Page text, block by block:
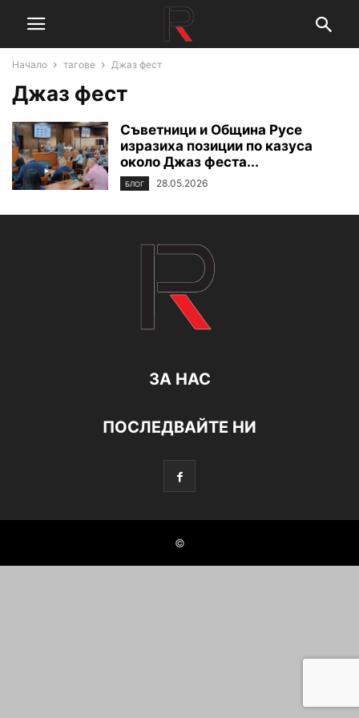
Начало тагове Джаз фест
Джаз фест
Съветници и Община Русе
изразиха позиции по казуса
около Джаз феста...
БЛОГ 28.05.2026
ЗА НАС
ПОСЛЕДВАЙТЕ НИ
©